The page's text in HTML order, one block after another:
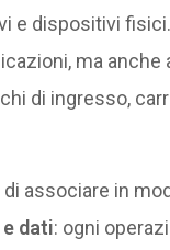
e dispositivi fisici.
ma anche
di ingresso,
associare in
dati: ogni